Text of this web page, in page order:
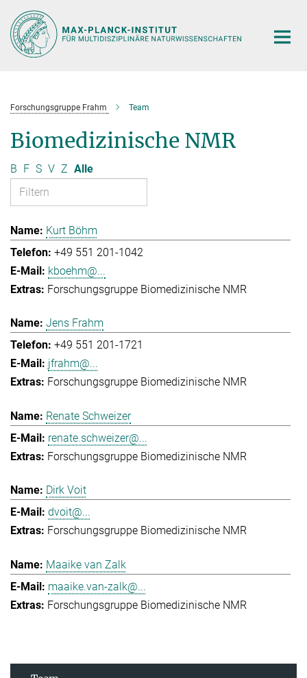
Hauptinhalt
Forschungsgruppe Frahm Team
Biomedizinische NMR
B F S V Z Alle
Kurt Böhm
+49 551 201-1042
kboehm@...
Forschungsgruppe Biomedizinische NMR
Jens Frahm
+49 551 201-1721
jfrahm@...
Forschungsgruppe Biomedizinische NMR
Renate Schweizer
renate.schweizer@...
Forschungsgruppe Biomedizinische NMR
Dirk Voit
dvoit@...
Forschungsgruppe Biomedizinische NMR
Maaike van Zalk
maaike.van-zalk@...
Forschungsgruppe Biomedizinische NMR